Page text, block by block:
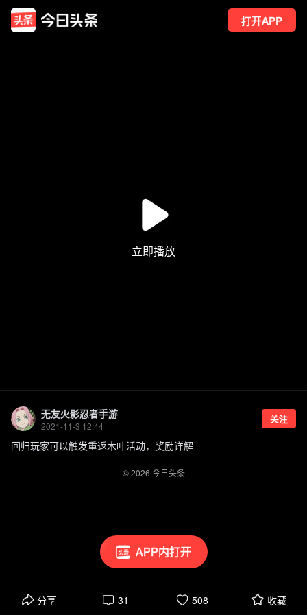
打开APP
APP内打开
无友火影忍者手游
2021-11-3 12:44
关注
回归玩家可以触发重返木叶活动，奖励详解
分享 31 508 收藏
—— ©2026 今日头条——